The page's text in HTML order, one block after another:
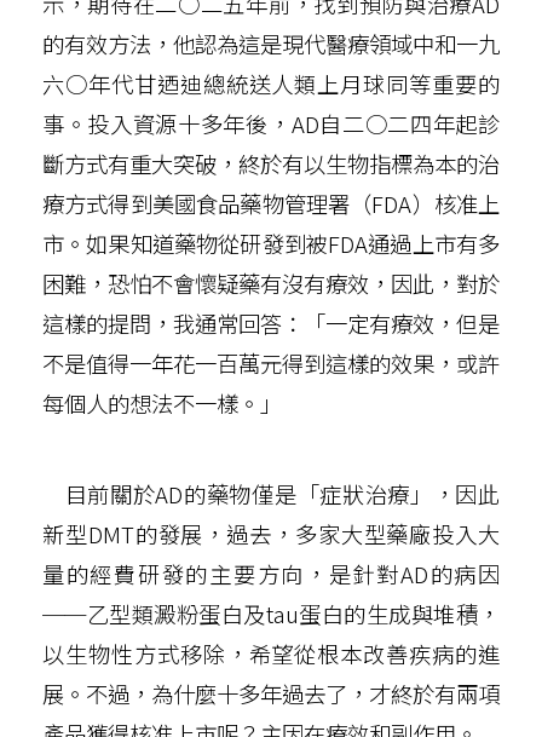
的有效方法，他認為這是現代醫療領域中和一九
六○年代甘迺迪總統送人類上月球同等重要的
事。投入資源十多年後，AD自二○二四年起診
斷方式有重大突破，終於有以生物指標為本的治
療方式得到美國食品藥物管理署（FDA）核准上
市。如果知道藥物從研發到被FDA通過上市有多
困難，恐怕不會懷疑藥有沒有療效，因此，對於
這樣的提問，我通常回答：「一定有療效，但是
不是值得一年花一百萬元得到這樣的效果，或許
每個人的想法不一樣。」
目前關於AD的藥物僅是「症狀治療」，因此
新型DMT的發展，過去，多家大型藥廠投入大
量的經費研發的主要方向，是針對AD的病因
──乙型類澱粉蛋白及tau蛋白的生成與堆積，
以生物性方式移除，希望從根本改善疾病的進
展。不過，為什麼十多年過去了，才終於有兩項